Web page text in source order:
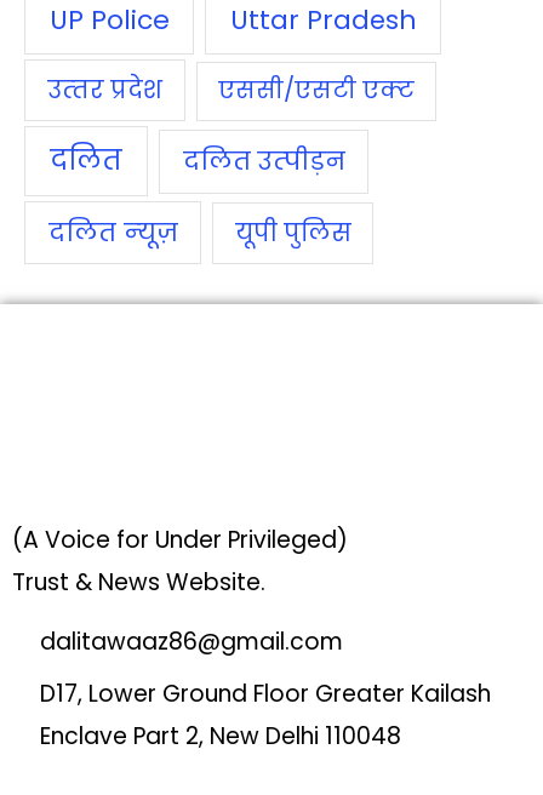
UP Police Uttar Pradesh
उत्‍तर प्रदेश एससी/एसटी एक्‍ट
दलित दलित उत्‍पीड़न
दलित न्‍यूज़ यूपी पुलिस
(A Voice for Under Privileged)
Trust & News Website.
dalitawaaz86@gmail.com
D17, Lower Ground Floor Greater Kailash
Enclave Part 2, New Delhi 110048